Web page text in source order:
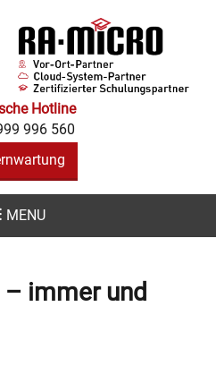
RA NET
SOLUTIONS -
IHR RA-MICRO
PARTNER IN
ALLEN
BELANGEN
Hotline
996 560
MENU
– immer und